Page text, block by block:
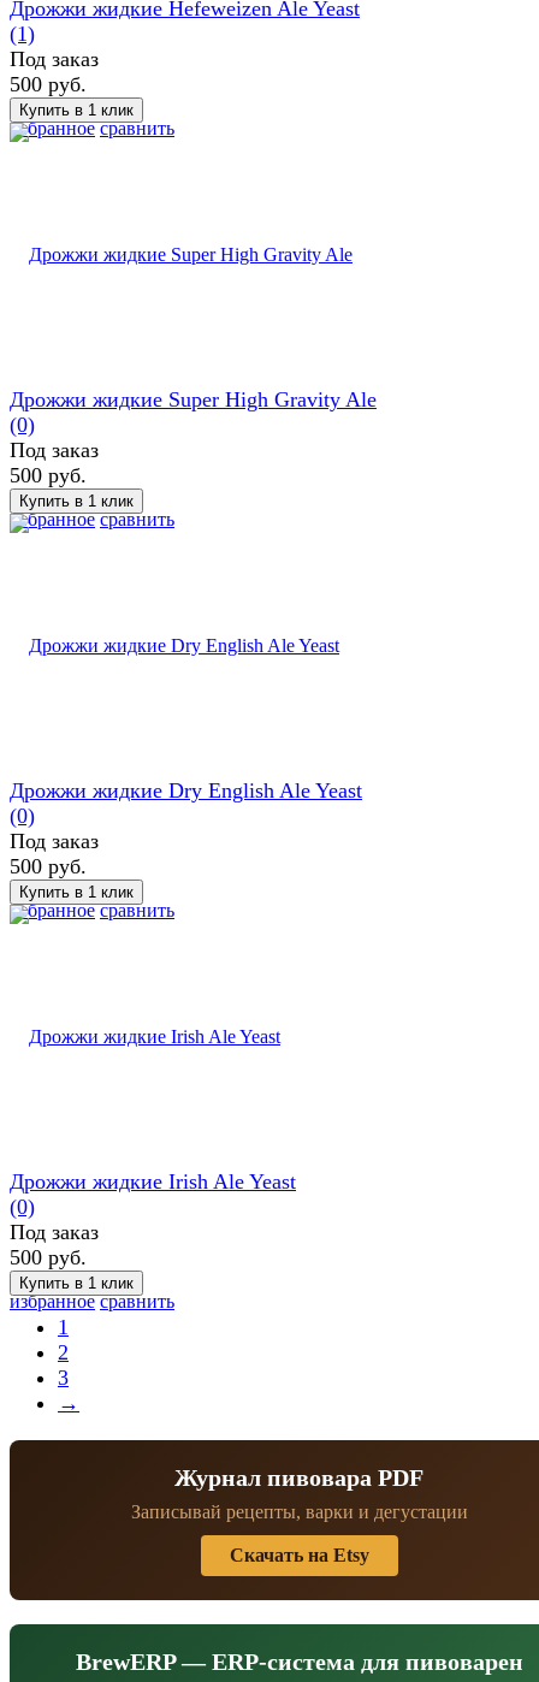
избранное сравнить
Дрожжи жидкие Hefeweizen Ale Yeast
(1)
Под заказ
500 руб.
избранное сравнить
Дрожжи жидкие Super High Gravity Ale
(0)
Под заказ
500 руб.
избранное сравнить
Дрожжи жидкие Dry English Ale Yeast
(0)
Под заказ
500 руб.
избранное сравнить
Дрожжи жидкие Irish Ale Yeast
(0)
Под заказ
500 руб.
1
2
3
→
Журнал пивовара PDF
Записывай рецепты, варки и дегустации
Скачать на Etsy
BrewERP — ERP-система для пивоварен